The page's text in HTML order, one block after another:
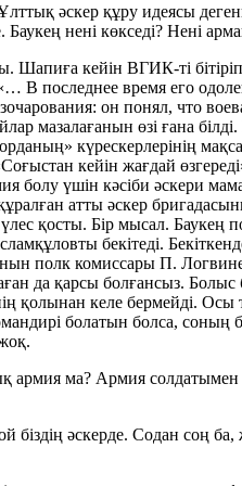
әскер құру идеясы
нені көкседі? Нені
кейін ВГИК-ті
В последнее время его
он понял, что
мазалағанын өзі ғана
күрескерлерінің
кейін жағдай
болу үшін кәсіби әскери
атты әскер
қосты. Бір мысал. Баукең
бекітеді. Бекіткенде
полк комиссары П.
да қарсы болғансыз. Болыс
қолынан келе бермейді. Осы
болатын болса, соның
ма? Армия солдатымен
әскерде. Содан соң